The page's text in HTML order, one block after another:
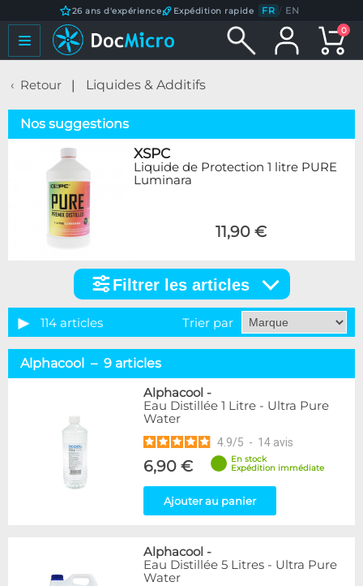
26 ans d'expérience Expédition rapide FR / EN
0
Retour Liquides & Additifs
Nos suggestions
XSPC
Liquide de Protection 1 litre PURE
Luminara
11,90 €
articles
Catégorie
Prêts à l'emploi
22
24
Alphacool
9
Cooling.fr
10
3
55
30
Filtrer les articles
114 articles Trier par
Alphacool – 9 articles
Alphacool -
Eau Distillée 1 Litre - Ultra Pure
Water
4.9/5 - 14 avis
6,90 €
En stock
Expédition immédiate
Ajouter au panier
Alphacool -
Eau Distillée 5 Litres - Ultra Pure
Water